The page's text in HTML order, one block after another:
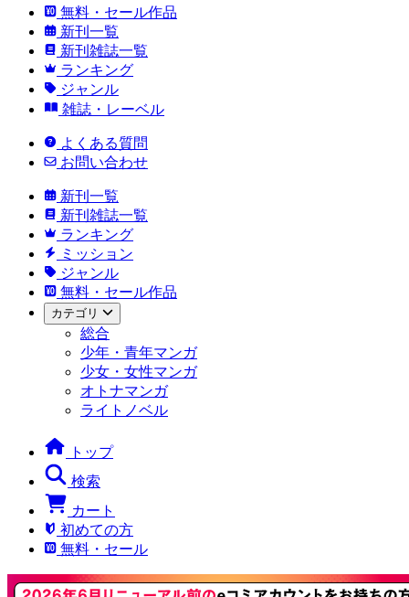
無料・セール作品
新刊一覧
新刊雑誌一覧
ランキング
ジャンル
雑誌・レーベル
よくある質問
お問い合わせ
新刊一覧
新刊雑誌一覧
ランキング
ミッション
ジャンル
無料・セール作品
カテゴリ
総合
少年・青年マンガ
少女・女性マンガ
オトナマンガ
ライトノベル
トップ
検索
カート
初めての方
無料・セール